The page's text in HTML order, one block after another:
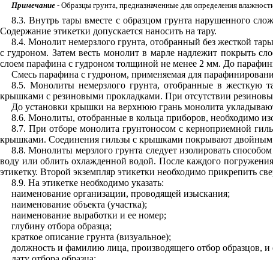
Примечание- Образцы грунта, предназначенные для определения
8.3. Внутрь тары вместе с образцом грунта нарушенного
Содержание этикетки допускается наносить на тару.
8.4. Монолит немерзлого грунта, отобранный без жесткой
с гудроном. Затем весть монолит в марле надлежит покрыть
слоем парафина с гудроном толщиной не менее 2 мм. До
Смесь парафина с гудроном, применяемая для
8.5. Монолиты немерзлого грунта, отобранные в жесткую
крышками с резиновыми прокладками. При отсутствии
До установки крышки на верхнюю грань монолита
8.6. Монолиты, отобранные в кольца приборов, необходимо
8.7. При отборе монолита грунтоносом с керноприемной
крышками. Соединения гильзы с крышками покрывают
8.8. Монолиты мерзлого грунта следует изолировать
воду или облить охлажденной водой. После каждого
этикетку. Второй экземпляр этикетки необходимо прикрепить
8.9. На этикетке необходимо указать:
наименование организации, проводящей изыскания;
наименование объекта (участка);
наименование выработки и ее номер;
глубину отбора образца;
краткое описание грунта (визуальное);
должность и фамилию лица, производящего отбор образцов, и